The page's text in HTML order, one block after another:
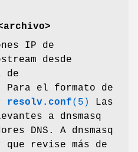
IP de
desde
de
el formato de
resolv.conf(5)
Las
a dnsmasq
DNS. A dnsmasq
revise más de